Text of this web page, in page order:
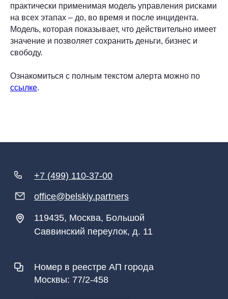
практически применимая модель управления рисками
на всех этапах – до, во время и после инцидента.
Модель, которая показывает, что действительно имеет
значение и позволяет сохранить деньги, бизнес и
свободу.
Ознакомиться с полным текстом алерта можно по
ссылке.
Москвы «Бельский и партнёры»